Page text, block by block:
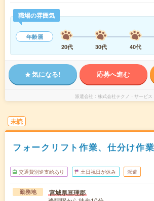
職場の雰囲気
年齢層
20代
30代 40代
気になる! 応募へ進む
派遣会社 株式会社テクノ・サービス
未読
フォークリフト作業、仕分け作
交通費別途支給あり 土日祝日が休み 派遣
勤務地 宮城県亘理郡